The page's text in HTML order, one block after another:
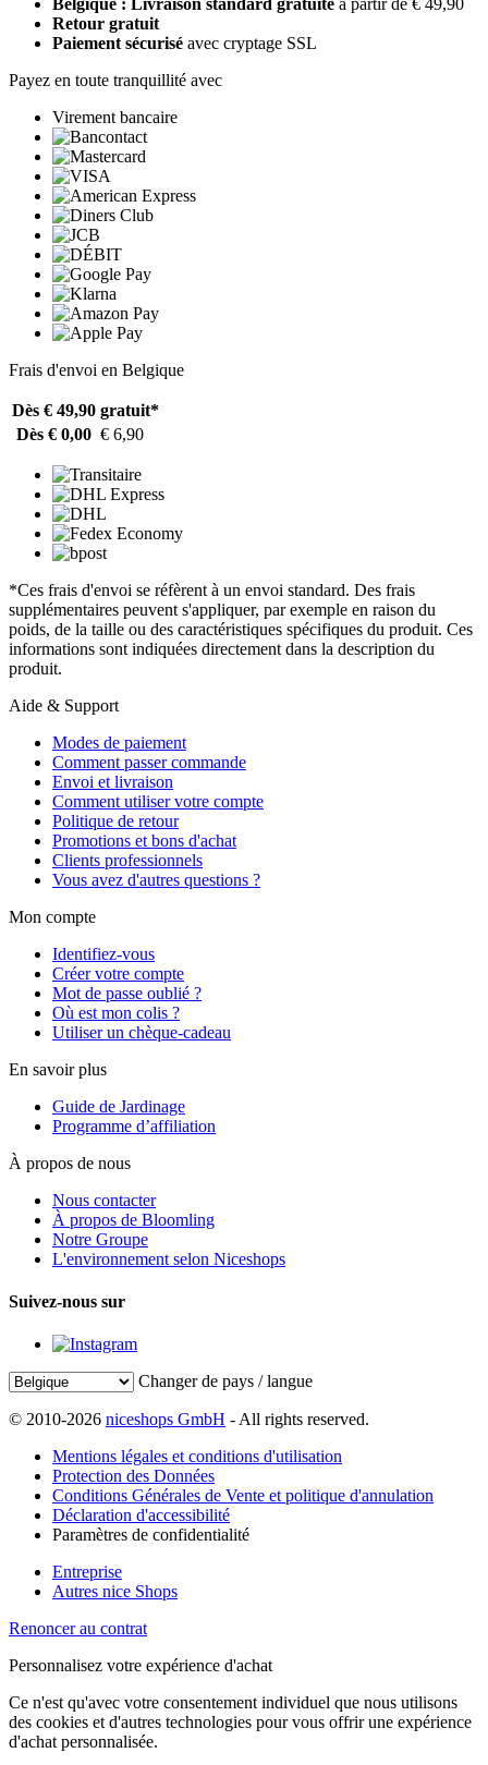
Retour gratuit
Paiement sécurisé avec cryptage SSL
Payez en toute tranquillité avec
Virement bancaire
Frais d'envoi en Belgique
Dès € 49,90 gratuit*
Dès € 0,00 € 6,90
*Ces frais d'envoi se réfèrent à un envoi standard. Des frais
supplémentaires peuvent s'appliquer, par exemple en raison du
poids, de la taille ou des caractéristiques spécifiques du produit. Ces
informations sont indiquées directement dans la description du
produit.
Aide & Support
Modes de paiement
Comment passer commande
Envoi et livraison
Comment utiliser votre compte
Politique de retour
Promotions et bons d'achat
Clients professionnels
Vous avez d'autres questions ?
Mon compte
Identifiez-vous
Créer votre compte
Mot de passe oublié ?
Où est mon colis ?
Utiliser un chèque-cadeau
En savoir plus
Guide de Jardinage
Programme d’affiliation
À propos de nous
Nous contacter
À propos de Bloomling
Notre Groupe
L'environnement selon Niceshops
Suivez-nous sur
Changer de pays / langue
© 2010-2026 niceshops GmbH - All rights reserved.
Mentions légales et conditions d'utilisation
Protection des Données
Conditions Générales de Vente et politique d'annulation
Déclaration d'accessibilité
Paramètres de confidentialité
Entreprise
Autres nice Shops
Renoncer au contrat
Personnalisez votre expérience d'achat
Ce n'est qu'avec votre consentement individuel que nous utilisons
des cookies et d'autres technologies pour vous offrir une expérience
d'achat personnalisée.